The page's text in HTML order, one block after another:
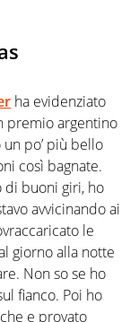
ha evidenziato
premio argentino
po’ più bello
così bagnate.
di buoni giri, ho
avvicinando ai
le
giorno alla notte
Non so se ho
fianco. Poi ho
e provato